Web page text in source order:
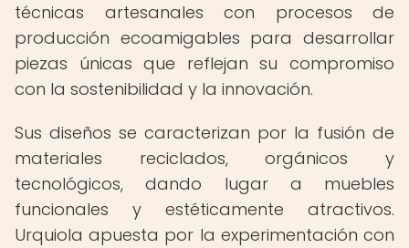
técnicas artesanales con procesos de
producción ecoamigables para desarrollar
piezas únicas que reflejan su compromiso
con la sostenibilidad y la innovación.
Sus diseños se caracterizan por la fusión de
materiales reciclados, orgánicos y
tecnológicos, dando lugar a muebles
funcionales y estéticamente atractivos.
Urquiola apuesta por la experimentación con